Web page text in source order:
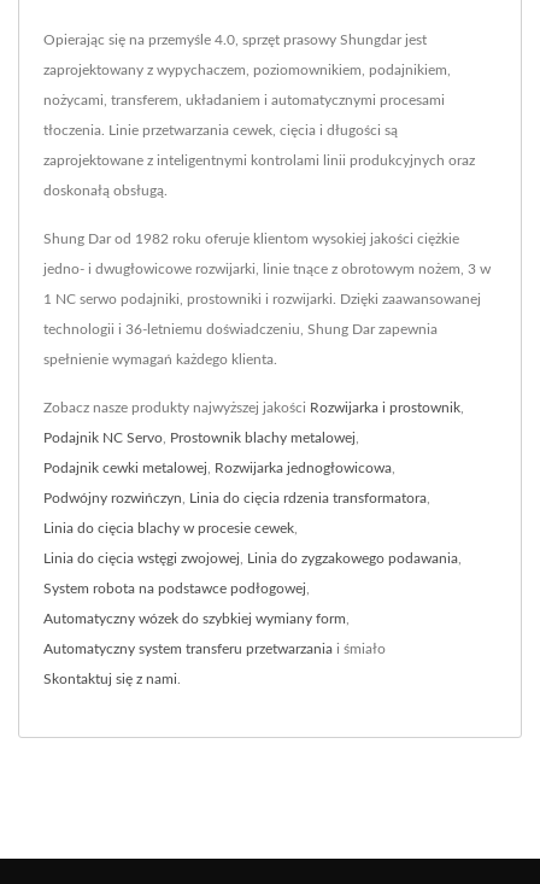
Opierając się na przemyśle 4.0, sprzęt prasowy Shungdar jest
zaprojektowany z wypychaczem, poziomownikiem, podajnikiem,
nożycami, transferem, układaniem i automatycznymi procesami
tłoczenia. Linie przetwarzania cewek, cięcia i długości są
zaprojektowane z inteligentnymi kontrolami linii produkcyjnych oraz
doskonałą obsługą.
Shung Dar od 1982 roku oferuje klientom wysokiej jakości ciężkie
jedno- i dwugłowicowe rozwijarki, linie tnące z obrotowym nożem, 3 w
1 NC serwo podajniki, prostowniki i rozwijarki. Dzięki zaawansowanej
technologii i 36-letniemu doświadczeniu, Shung Dar zapewnia
spełnienie wymagań każdego klienta.
Zobacz nasze produkty najwyższej jakości Rozwijarka i prostownik
Podajnik NC Servo Prostownik blachy metalowej
Podajnik cewki metalowej Rozwijarka jednogłowicowa
Podwójny rozwińczyn Linia do cięcia rdzenia transformatora
Linia do cięcia blachy w procesie cewek
Linia do cięcia wstęgi zwojowej Linia do zygzakowego podawania
System robota na podstawce podłogowej
Automatyczny wózek do szybkiej wymiany form
Automatyczny system transferu przetwarzania i śmiało
Skontaktuj się z nami